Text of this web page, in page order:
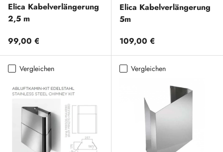
Elica Kabelverlängerung
2,5 m
Normaler Preis
99,00 €
Elica Kabelverlängerung
5m
Normaler Preis
109,00 €
Vergleichen Vergleichen